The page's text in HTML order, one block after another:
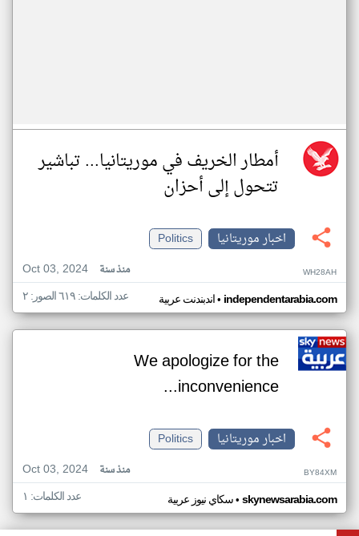
أمطار الخريف في موريتانيا... تباشير
تتحول إلى أحزان
اخبار موريتانيا
Politics
Oct 03, 2024
منذ سنة WH28AH
اندبندنت عربية• independentarabia.com عدد الكلمات: ٦١٩ الصور: ٢
We apologize for the
inconvenience...
اخبار موريتانيا
Politics
Oct 03, 2024
منذ سنة BY84XM
سكاي نيوز عربية• skynewsarabia.com عدد الكلمات: ١